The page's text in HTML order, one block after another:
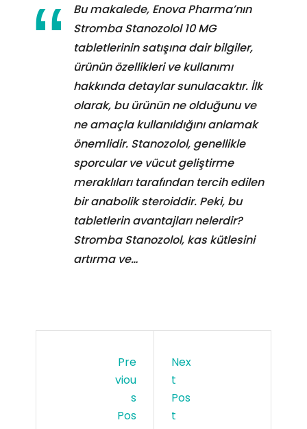
Bu makalede, Enova Pharma’nın
Stromba Stanozolol 10 MG
tabletlerinin satışına dair bilgiler,
ürünün özellikleri ve kullanımı
hakkında detaylar sunulacaktır. İlk
olarak, bu ürünün ne olduğunu ve
ne amaçla kullanıldığını anlamak
önemlidir. Stanozolol, genellikle
sporcular ve vücut geliştirme
meraklıları tarafından tercih edilen
bir anabolik steroiddir. Peki, bu
tabletlerin avantajları nelerdir?
Stromba Stanozolol, kas kütlesini
artırma ve…
Pre
Viou
S
Pos
Nex
T
Pos
T